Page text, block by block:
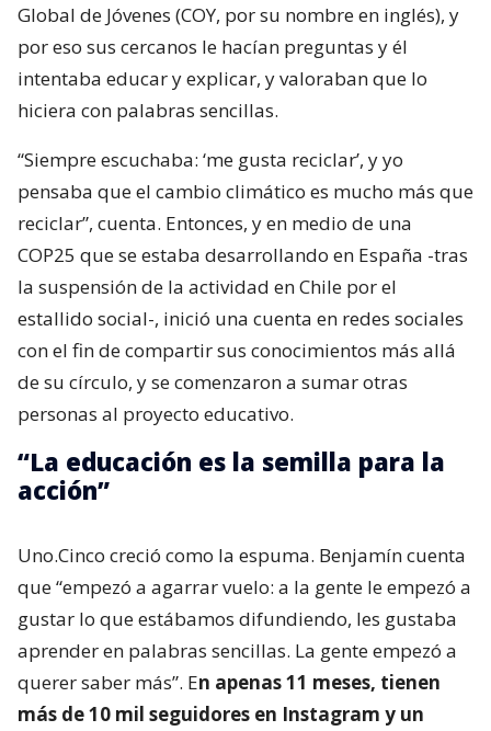
Global de Jóvenes (COY, por su nombre en inglés), y
por eso sus cercanos le hacían preguntas y él
intentaba educar y explicar, y valoraban que lo
hiciera con palabras sencillas.
“Siempre escuchaba: ‘me gusta reciclar’, y yo
pensaba que el cambio climático es mucho más que
reciclar”, cuenta. Entonces, y en medio de una
COP25 que se estaba desarrollando en España -tras
la suspensión de la actividad en Chile por el
estallido social-, inició una cuenta en redes sociales
con el fin de compartir sus conocimientos más allá
de su círculo, y se comenzaron a sumar otras
personas al proyecto educativo.
“La educación es la semilla para la
acción”
Uno.Cinco creció como la espuma. Benjamín cuenta
que “empezó a agarrar vuelo: a la gente le empezó a
gustar lo que estábamos difundiendo, les gustaba
aprender en palabras sencillas. La gente empezó a
querer saber más”. En apenas 11 meses, tienen
más de 10 mil seguidores en Instagram y un